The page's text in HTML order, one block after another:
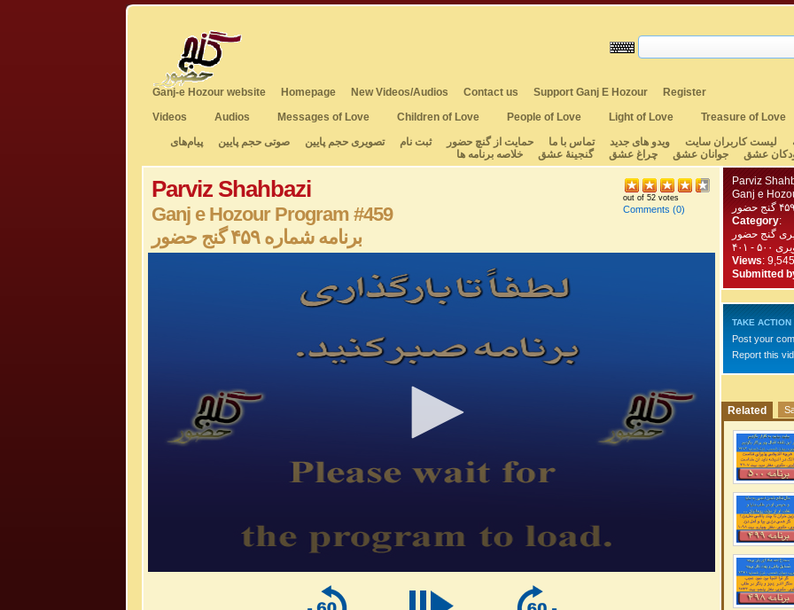
Ganj-e Hozour website Homepage New Videos/Audios Contact us Support Ganj E Hozour
Register
Videos
Audios Messages of Love Children of Love People of Love Light of Love Treasure of Love
لیست کاربران سایت ویدو های جدید تماس با ما حمایت از گنچ حضور ثبت نام تصویری حجم پایین صوتی حجم پایین
پیام‌های
عشق جوانان عشق چراغ عشق گنجینهٔ عشق خلاصه برنامه ها
Parviz Shahbazi
Ganj e Hozour Program #459
برنامه شماره ۴۵۹ گنج حضور
out of 52 votes
Comments (0)
Parviz
Ganj e
Category:
گنج حضور
- ۴۰۱
Views: 9,545
Submitted
TAKE ACTION
Post your
Report this
Related